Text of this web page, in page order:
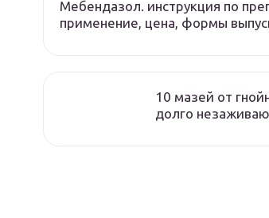
Мебендазол. инструкция по
применение, цена, формы
10 мазей от
долго